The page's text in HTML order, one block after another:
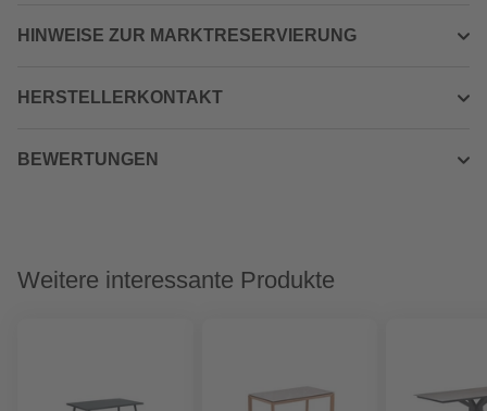
HINWEISE ZUR MARKTRESERVIERUNG
HERSTELLERKONTAKT
BEWERTUNGEN
Weitere interessante Produkte